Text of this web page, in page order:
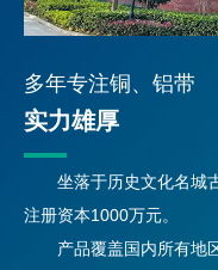
多年专注铜、铝带
实力雄厚
坐落于历史文化名城
注册资本1000万元。
产品覆盖国内所有地